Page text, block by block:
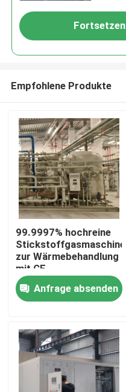
Zu Hause
Produkte
Werksbesichtigung
Fortsetzen
Empfohlene Produkte
99.9997% hochreine
Stickstoffgasmaschine
zur Wärmebehandlung
mit CE
Anfrage absenden